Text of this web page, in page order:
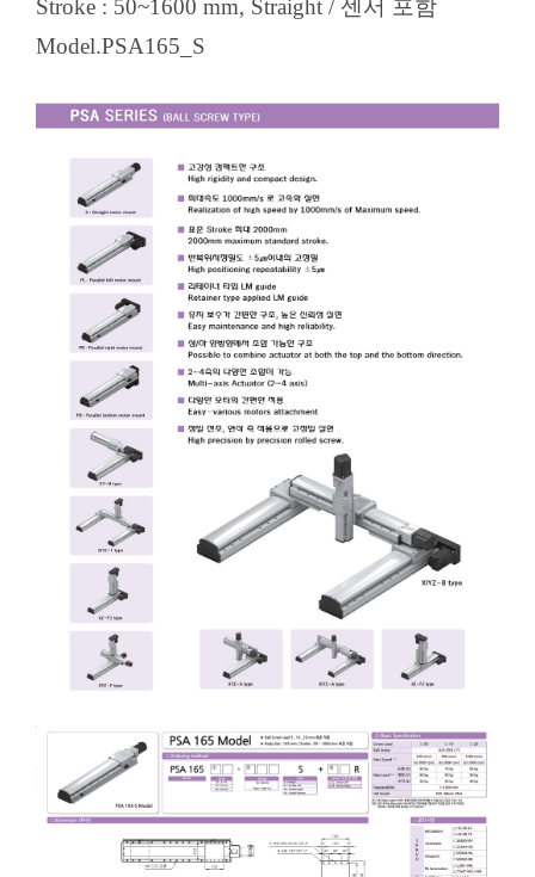
Stroke : 50~1600 mm, Straight / 센서 포함
Model.PSA165_S